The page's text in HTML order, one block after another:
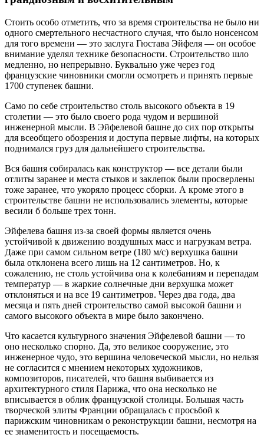
Стоить особо отметить, что за время строительства не было ни
одного смертельного несчастного случая, что было нонсенсом
для того времени — это заслуга Гюстава Эйфеля — он особое
внимание уделял технике безопасности. Строительство шло
медленно, но непрерывно. Буквально уже через год
французские чиновники смогли осмотреть и принять первые
1700 ступенек башни.
Само по себе строительство столь высокого объекта в 19
столетии — это было своего рода чудом и вершиной
инженерной мысли. В Эйфелевой башне до сих пор открыты
для всеобщего обозрения и доступа первые лифты, на которых
поднимался груз для дальнейшего строительства.
Вся башня собиралась как конструктор — все детали были
отлиты заранее и места стыков и заклепок были просверлены
тоже заранее, что укоряло процесс сборки. А кроме этого в
строительстве башни не использовались элементы, которые
весили б больше трех тонн.
Эйфелева башня из-за своей формы является очень
устойчивой к движению воздушных масс и нагрузкам ветра.
Даже при самом сильном ветре (180 м/с) верхушка башни
была отклонена всего лишь на 12 сантиметров. Но, к
сожалению, не столь устойчива она к колебаниям и перепадам
температур — в жаркие солнечные дни верхушка может
отклоняться и на все 19 сантиметров. Через два года, два
месяца и пять дней строительство самой высокой башни и
самого высокого объекта в мире было закончено.
Что касается культурного значения Эйфелевой башни — то
оно несколько спорно. Да, это великое сооружение, это
инженерное чудо, это вершина человеческой мысли, но нельзя
не согласится с мнением некоторых художников,
композиторов, писателей, что башня выбивается из
архитектурного стиля Парижа, что она несколько не
вписывается в облик французской столицы. Большая часть
творческой элиты Франции обращалась с просьбой к
парижским чиновникам о реконструкции башни, несмотря на
ее знаменитость и посещаемость.